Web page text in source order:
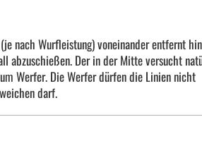
nach Wurfleistung) voneinander entfernt
abzuschießen. Der in der Mitte versucht
Werfer. Die Werfer dürfen die Linien nicht
darf.